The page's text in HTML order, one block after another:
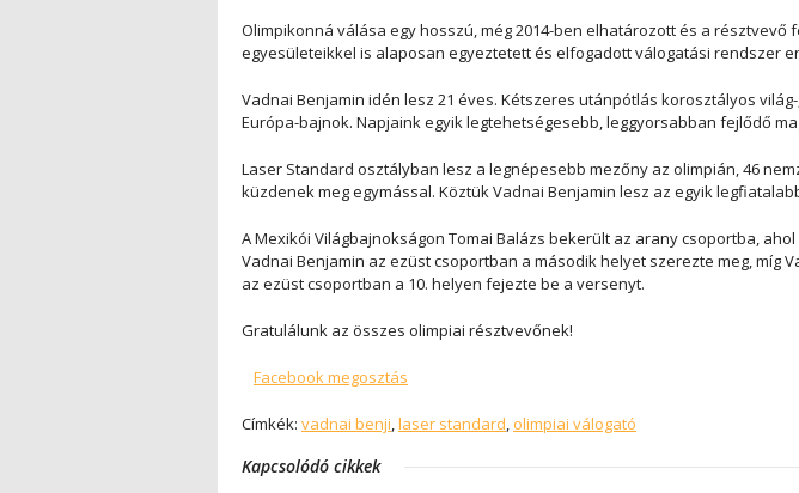
Olimpikonná válása egy hosszú, még 2014-ben elhatározott és a résztvevő
egyesületeikkel is alaposan egyeztetett és elfogadott válogatási rendszer
Vadnai Benjamin idén lesz 21 éves. Kétszeres utánpótlás korosztályos
Európa-bajnok. Napjaink egyik legtehetségesebb, leggyorsabban fejlődő
Laser Standard osztályban lesz a legnépesebb mezőny az olimpián, 46
küzdenek meg egymással. Köztük Vadnai Benjamin lesz az egyik
A Mexikói Világbajnokságon Tomai Balázs bekerült az arany csoportba,
Vadnai Benjamin az ezüst csoportban a második helyet szerezte meg, míg
az ezüst csoportban a 10. helyen fejezte be a versenyt.
Gratulálunk az összes olimpiai résztvevőnek!
Facebook megosztás
Címkék: vadnai benji,laser standard, olimpiai válogató
Kapcsolódó cikkek